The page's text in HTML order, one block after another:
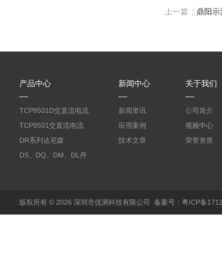
上一篇： 鼎阳
产品中心
TCP8501D交直流电流
探头500A
TCP8501交直流电流
探头500A
DR系列达尼森
Danisense高精度电流
DS、DQ、DM、DL丹
新闻中心
新闻资讯
应用案例
技术文章
关于我们
公司简介
视频中心
荣誉资质
版权所有 © 2026 深圳市优测科技有限公司 备案号：粤ICP备